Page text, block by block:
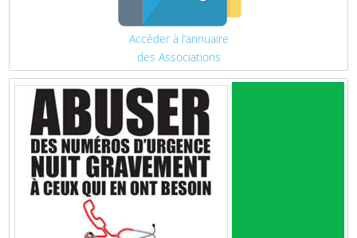
Accéder à l’annuaire
des Associations